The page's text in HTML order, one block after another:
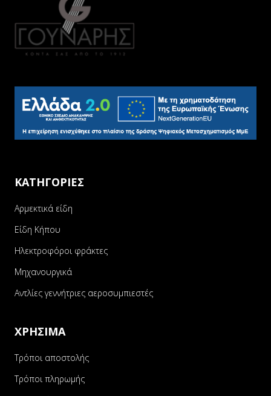
ΚΑΤΗΓΟΡΙΕΣ
Αρμεκτικά είδη
Είδη Κήπου
Ηλεκτροφόροι φράκτες
Μηχανουργικά
Αντλίες γεννήτριες αεροσυμπιεστές
ΧΡΗΣΙΜΑ
Τρόποι αποστολής
Τρόποι πληρωμής